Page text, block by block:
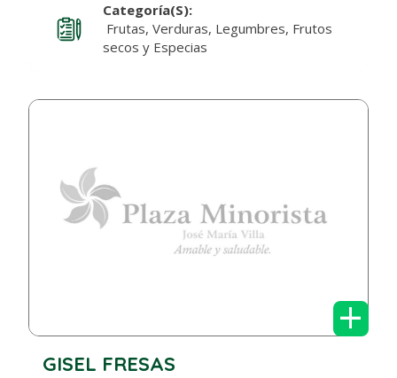
Categoría(s):
Frutas, Verduras, Legumbres, Frutos
secos y Especias
+
GISEL FRESAS